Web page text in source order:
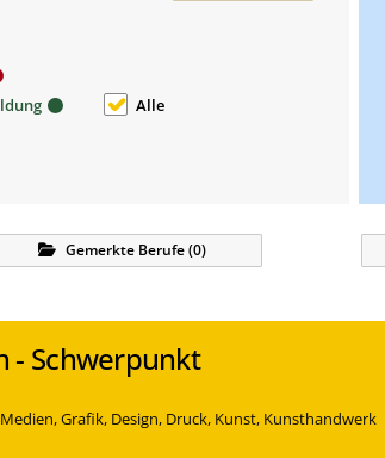
Alle
Gemerkte Berufe(0)
- Schwerpunkt
Grafik, Design, Druck, Kunst, Kunsthandwerk